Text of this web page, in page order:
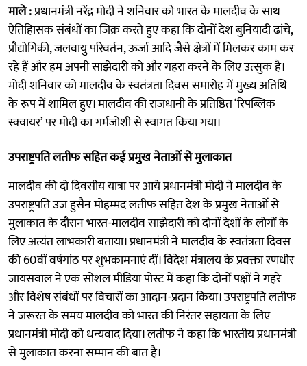
माले :प्रधानमंत्री नरेंद्र मोदी ने शनिवार को भारत के मालदीव के साथ
ऐतिहािसक संबंधों का जिक्र करते हुए कहा कि दोनों देश बुनियादी ढांचे,
प्रौद्योगिकी, जलवायु परिवर्तन, ऊर्जा आदि जैसे क्षेत्रों में मिलकर काम कर
रहे हैं और हम अपनी साझेदारी को और गहरा करने के लिए उत्सुक है।
मोदी शनिवार को मालदीव के स्वतंत्रता दिवस समारोह में मुख्य अतिथि
के रूप में शामिल हुए। मालदीव की राजधानी के प्रतिष्ठित ‘रिपब्लिक
स्क्वायर’ पर मोदी का गर्मजोशी से स्वागत किया गया।
उपराष्ट्रपति लतीफ सहित कई प्रमुख नेताओं से मुलाकात
मालदीव की दो दिवसीय यात्रा पर आये प्रधानमंत्री मोदी ने मालदीव के
उपराष्ट्रपति उज हुसैन मोहम्मद लतीफ सहित देश के प्रमुख नेताओं से
मुलाकात के दौरान भारत-मालदीव साझेदारी को दोनों देशों के लोगों के
लिए अत्यंत लाभकारी बताया। प्रधानमंत्री ने मालदीव के स्वतंत्रता दिवस
की 60वीं वर्षगांठ पर शुभकामनाएं दीं। विदेश मंत्रालय के प्रवक्ता रणधीर
जायसवाल ने एक सोशल मीडिया पोस्ट में कहा कि दोनों पक्षों ने गहरे
और विशेष संबंधों पर विचारों का आदान-प्रदान किया। उपराष्ट्रपति लतीफ
ने जरूरत के समय मालदीव को भारत की निरंतर सहायता के लिए
प्रधानमंत्री मोदी को धन्यवाद दिया। लतीफ ने कहा कि भारतीय प्रधानमंत्री
से मुलाकात करना सम्मान की बात है।